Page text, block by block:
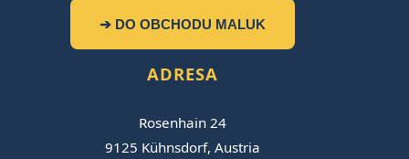
➔ DO OBCHODU MALUK
ADRESA
Rosenhain 24
9125 Kühnsdorf, Austria